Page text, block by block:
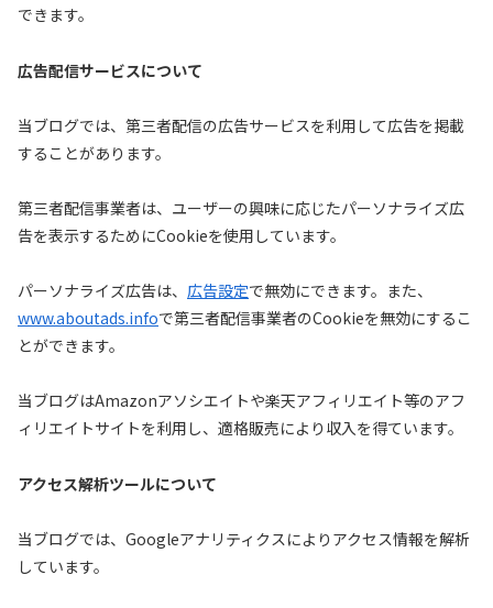
できます。
広告配信サービスについて
当ブログでは、第三者配信の広告サービスを利用して広告を掲載
することがあります。
第三者配信事業者は、ユーザーの興味に応じたパーソナライズ広
告を表示するためにCookieを使用しています。
パーソナライズ広告は、 広告設定で無効にできます。また、
www.aboutads.infoで第三者配信事業者のCookieを無効にするこ
とができます。
当ブログはAmazonアソシエイトや楽天アフィリエイト等のアフ
ィリエイトサイトを利用し、適格販売により収入を得ています。
アクセス解析ツールについて
当ブログでは、Googleアナリティクスによりアクセス情報を解析
しています。